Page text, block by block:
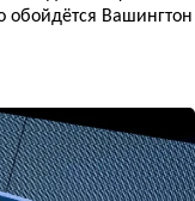
обойдётся Вашингтон